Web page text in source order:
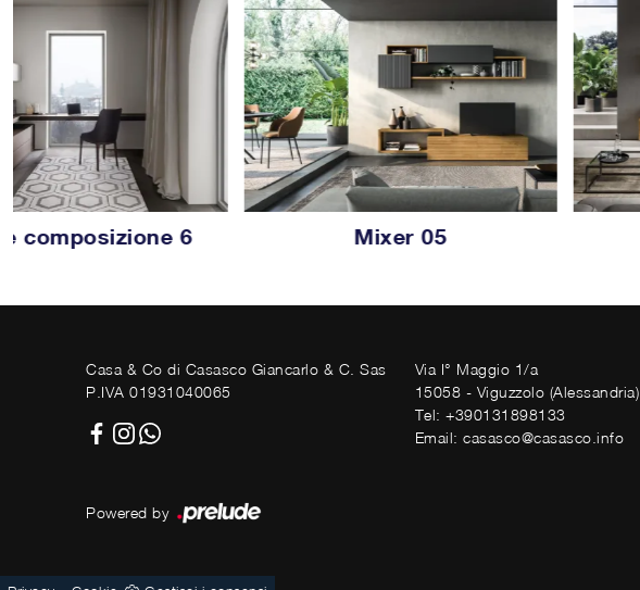
composizione 6 Mixer 05
Casa & Co di Casasco Giancarlo & C. Sas
P.IVA 01931040065
Via I° Maggio 1/a
15058 - Viguzzolo (Alessandria)
Tel: +390131898133
Email: casasco@casasco.info
Powered by